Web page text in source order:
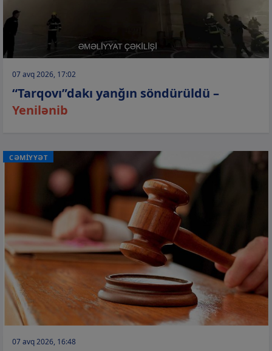
07 avq 2026, 17:02
“Tarqovı”dakı yanğın söndürüldü –
Yenilənib
CƏMİYYƏT
07 avq 2026, 16:48